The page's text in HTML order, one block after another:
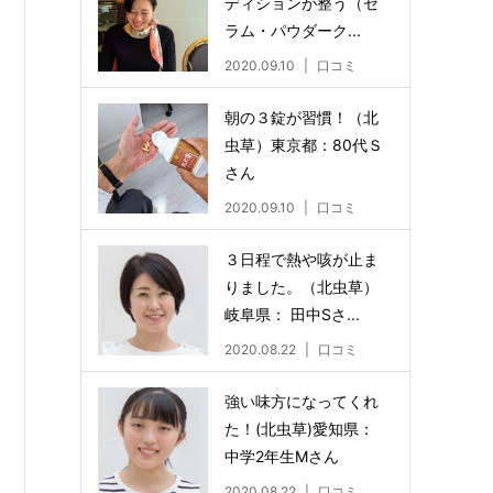
ラム・パウダーク...
2020.09.10 口コミ
朝の３錠が習慣！（北
虫草）東京都：80代Ｓ
さん
2020.09.10 口コミ
３日程で熱や咳が止ま
りました。（北虫草）
岐阜県： 田中Sさ...
2020.08.22 口コミ
強い味方になってくれ
た！(北虫草)愛知県：
中学2年生Mさん